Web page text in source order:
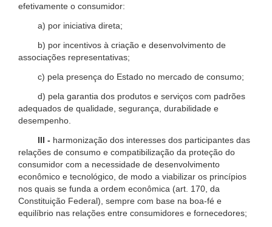
efetivamente o consumidor:
a) por iniciativa direta;
b) por incentivos à criação e desenvolvimento de
associações representativas;
c) pela presença do Estado no mercado de consumo;
d) pela garantia dos produtos e serviços com padrões
adequados de qualidade, segurança, durabilidade e
desempenho.
III - harmonização dos interesses dos participantes das
relações de consumo e compatibilização da proteção do
consumidor com a necessidade de desenvolvimento
econômico e tecnológico, de modo a viabilizar os princípios
nos quais se funda a ordem econômica (art. 170, da
Constituição Federal), sempre com base na boa-fé e
equilíbrio nas relações entre consumidores e fornecedores;